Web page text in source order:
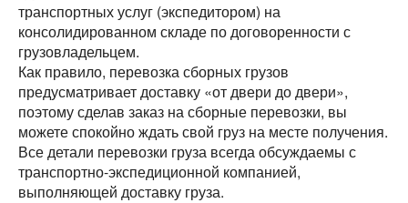
транспортных услуг (экспедитором) на
консолидированном складе по договоренности с
грузовладельцем.
Как правило, перевозка сборных грузов
предусматривает доставку «от двери до двери»,
поэтому сделав заказ на сборные перевозки, вы
можете спокойно ждать свой груз на месте получения.
Все детали перевозки груза всегда обсуждаемы с
транспортно-экспедиционной компанией,
выполняющей доставку груза.
Объем груза
Контактное лицо
Контактный телефон
E-mail
Компания
Контактное лицо
Контактный телефон
E-mail